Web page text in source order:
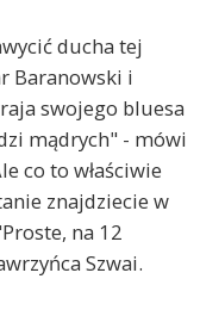
ducha tej
Baranowski i
swojego bluesa
mądrych" - mówi
co to właściwie
znajdziecie w
na 12
Szwai.